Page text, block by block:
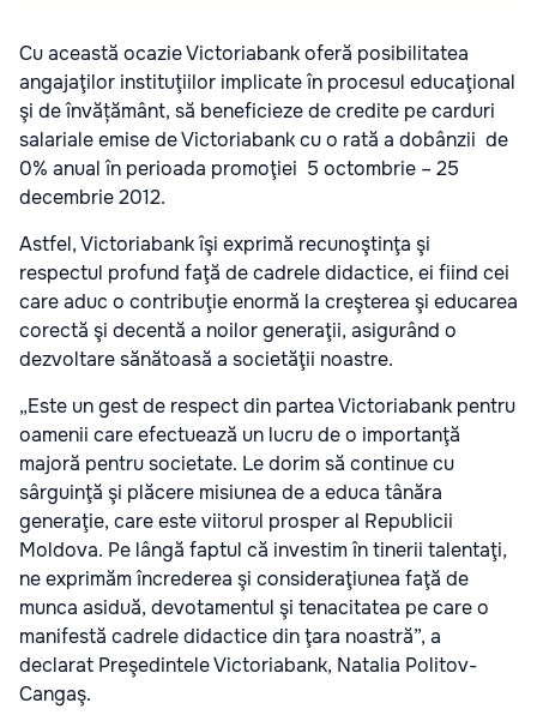
Cu această ocazie Victoriabank oferă posibilitatea
angajaţilor instituţiilor implicate în procesul educaţional
şi de învățământ, să beneficieze de credite pe carduri
salariale emise de Victoriabank cu o rată a dobânzii de
0% anual în perioada promoţiei 5 octombrie – 25
decembrie 2012.
Astfel, Victoriabank îşi exprimă recunoştinţa şi
respectul profund faţă de cadrele didactice, ei fiind cei
care aduc o contribuţie enormă la creşterea şi educarea
corectă şi decentă a noilor generaţii, asigurând o
dezvoltare sănătoasă a societăţii noastre.
„Este un gest de respect din partea Victoriabank pentru
oamenii care efectuează un lucru de o importanţă
majoră pentru societate. Le dorim să continue cu
sârguinţă şi plăcere misiunea de a educa tânăra
generaţie, care este viitorul prosper al Republicii
Moldova. Pe lângă faptul că investim în tinerii talentaţi,
ne exprimăm încrederea şi consideraţiunea faţă de
munca asiduă, devotamentul şi tenacitatea pe care o
manifestă cadrele didactice din ţara noastră”, a
declarat Preşedintele Victoriabank, Natalia Politov-
Cangaş.